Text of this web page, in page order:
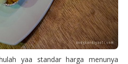
yaa standar harga menunya